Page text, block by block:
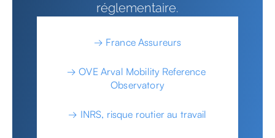
réglementaire.
→ France Assureurs
→ OVE Arval Mobility Reference
Observatory
→ INRS, risque routier au travail